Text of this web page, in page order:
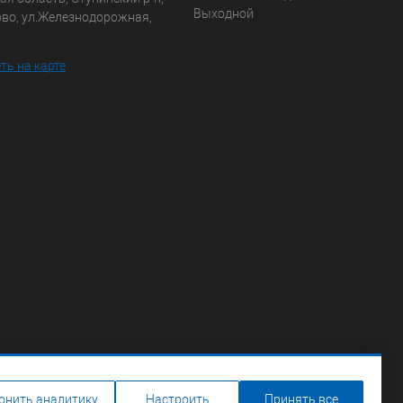
ул.Железнодорожная,
на карте
Выходной
аналитику Настроить Принять все